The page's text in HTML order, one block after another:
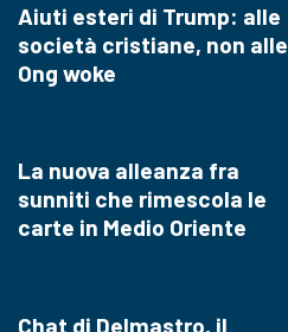
Aiuti esteri di Trump: alle
società cristiane, non alle
Ong woke
La nuova alleanza fra
sunniti che rimescola le
carte in Medio Oriente
Chat di Delmastro, il